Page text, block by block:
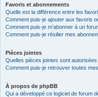
Favoris et abonnements
Quelle est la différence entre les
Comment puis-je ajouter aux favoris
Comment puis-je m’abonner à un
Comment puis-je résilier mes
Pièces jointes
Quelles pièces jointes sont
Comment puis-je retrouver toutes
À propos de phpBB
Qui a développé ce logiciel de forum